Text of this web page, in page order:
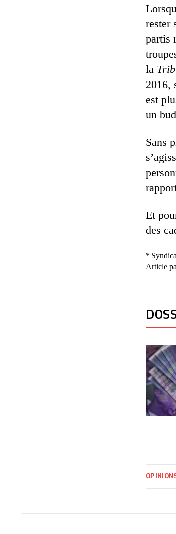
rester
partis
la
2016,
est
un
Sans
Et
des
*
Article